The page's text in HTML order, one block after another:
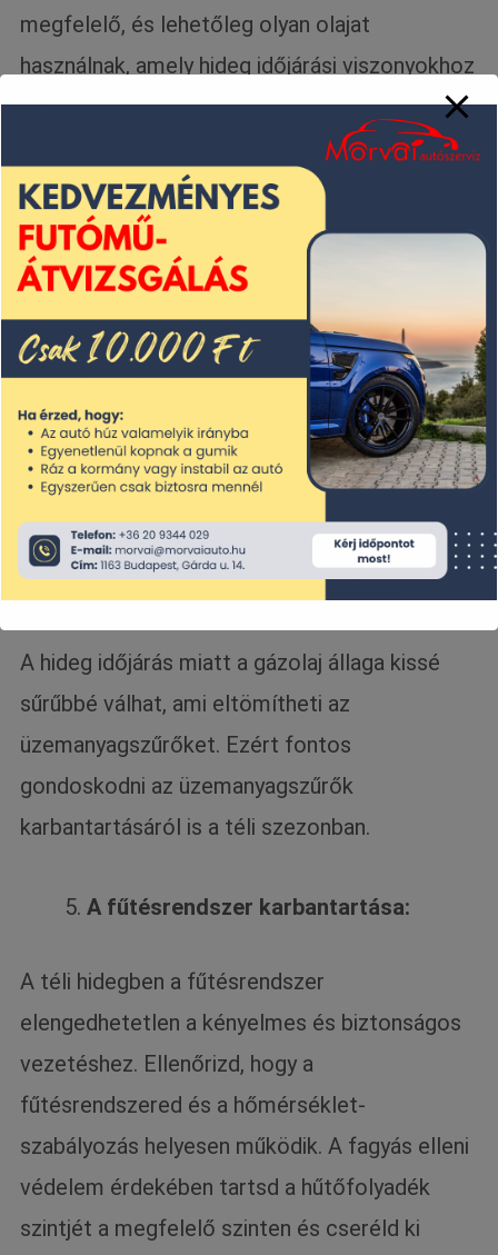
megfelelő, és lehetőleg olyan olajat
használnak, amely hideg időjárási viszonyokhoz
készült.
Fagy és hó:
A hideg időjárás során a fagy és a hó is
tükrök látási nehézségeket okozhatnak a
vezetés során. Az autósoknak gondoskodniuk
kell a fagymentesítő folyadék megfelelő
használatáról, valamint a megfelelő téli gumik
Eltömődött üzemanyagszűrők:
A hideg időjárás miatt a gázolaj állaga kissé
sűrűbbé válhat, ami eltömítheti az
üzemanyagszűrőket. Ezért fontos
gondoskodni az üzemanyagszűrők
karbantartásáról is a téli szezonban.
A fűtésrendszer karbantartása:
A téli hidegben a fűtésrendszer
elengedhetetlen a kényelmes és biztonságos
vezetéshez. Ellenőrizd, hogy a
fűtésrendszered és a hőmérséklet-
szabályozás helyesen működik. A fagyás elleni
védelem érdekében tartsd a hűtőfolyadék
szintjét a megfelelő szinten és cseréld ki